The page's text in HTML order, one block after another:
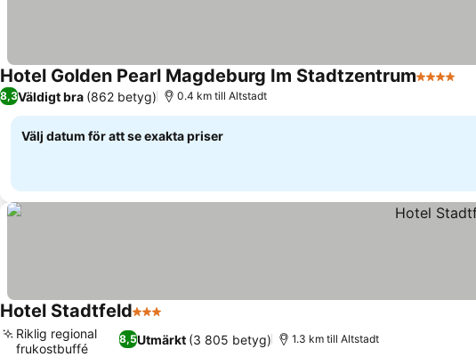
Hotel Golden Pearl Magdeburg Im Stadtzentrum4 Stjärnor
8,3Väldigt bra (862 betyg) 0.4 km till Altstadt
Välj datum för att se exakta priser
Hotel Stadtfeld3 Stjärnor
8,5Utmärkt (3 805 betyg)
Riklig regional
frukostbuffé
1.3 km till Altstadt